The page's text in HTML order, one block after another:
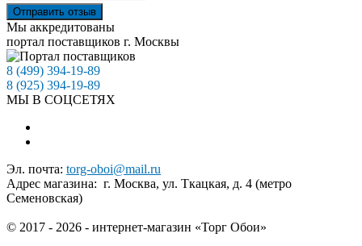
Отправить отзыв
Мы аккредитованы
портал поставщиков г. Москвы
8 (499) 394-19-89
8 (925) 394-19-89
МЫ В СОЦСЕТЯХ
Эл. почта: torg-oboi@mail.ru
Адрес магазина: г. Москва, ул. Ткацкая, д. 4 (метро
Семеновская)
© 2017 - 2026 - интернет-магазин «Торг Обои»